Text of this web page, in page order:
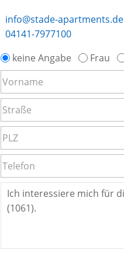
info@stade-apartments.de
04141-7977100
keine Angabe
Frau